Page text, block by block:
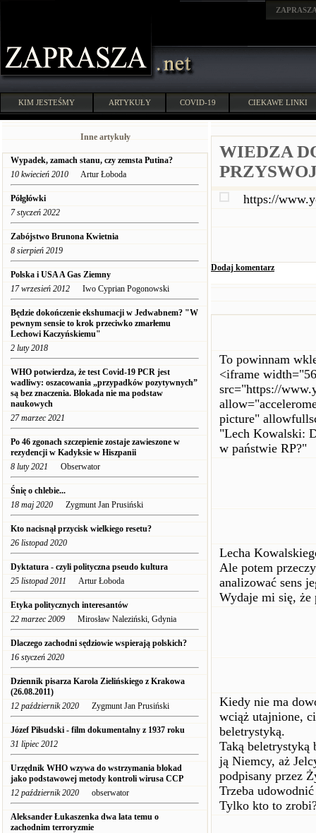
KIM JESTEŚMY ARTYKUŁY COVID-19 CIEKAWE LINKI
Inne artykuły
Wypadek, zamach stanu, czy zemsta Putina?
10 kwiecień 2010 Artur Łoboda
Półgłówki
7 styczeń 2022
Zabójstwo Brunona Kwietnia
8 sierpień 2019
Polska i USA A Gas Ziemny
17 wrzesień 2012 Iwo Cyprian Pogonowski
Będzie dokończenie ekshumacji w Jedwabnem? "W
pewnym sensie to krok przeciwko zmarłemu
Lechowi Kaczyńskiemu"
2 luty 2018
WHO potwierdza, że ​​test Covid-19 PCR jest
wadliwy: oszacowania „przypadków pozytywnych”
są bez znaczenia. Blokada nie ma podstaw
naukowych
27 marzec 2021
Po 46 zgonach szczepienie zostaje zawieszone w
rezydencji w Kadyksie w Hiszpanii
8 luty 2021 Obserwator
Śnię o chlebie...
18 maj 2020 Zygmunt Jan Prusiński
Kto nacisnął przycisk wielkiego resetu?
26 listopad 2020
Dyktatura - czyli polityczna pseudo kultura
25 listopad 2011 Artur Łoboda
Etyka politycznych interesantów
22 marzec 2009 Mirosław Naleziński, Gdynia
Dlaczego zachodni sędziowie wspierają polskich?
16 styczeń 2020
Dziennik pisarza Karola Zielińskiego z Krakowa
(26.08.2011)
12 październik 2020 Zygmunt Jan Prusiński
Józef Piłsudski - film dokumentalny z 1937 roku
31 lipiec 2012
Urzędnik WHO wzywa do wstrzymania blokad
jako podstawowej metody kontroli wirusa CCP
12 październik 2020 obserwator
Aleksander Łukaszenka dwa lata temu o
zachodnim terroryzmie
WIEDZA
https://
Dodaj komentarz
To powinnam
<iframe
src="https://
picture"
"Lech Kowalski:
w państwie RP?"
Lecha
Ale potem
analizować sens
Wydaje mi się, że
Kiedy nie ma
wciąż utajnione,
beletrystyką.
Taką beletrystyką
ją Niemcy, aż
podpisany przez
Trzeba
Tylko kto to